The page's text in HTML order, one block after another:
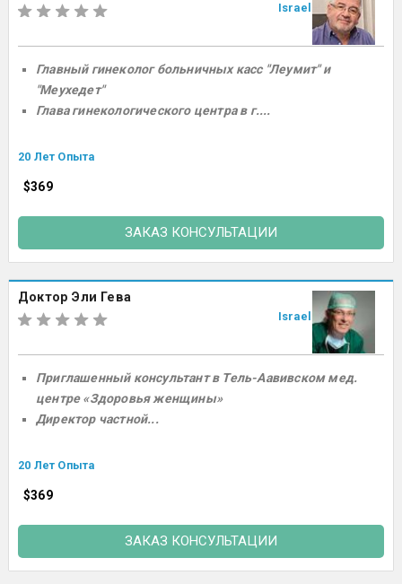
Israel
Главный гинеколог больничных касс "Леумит" и
"Меухедет"
Глава гинекологического центра в г....
20 Лет Опыта
$369
ЗАКАЗ КОНСУЛЬТАЦИИ
Доктор Эли Гева
Israel
Приглашенный консультант в Тель-Аавивском мед.
центре «Здоровья женщины»
Директор частной...
20 Лет Опыта
$369
ЗАКАЗ КОНСУЛЬТАЦИИ